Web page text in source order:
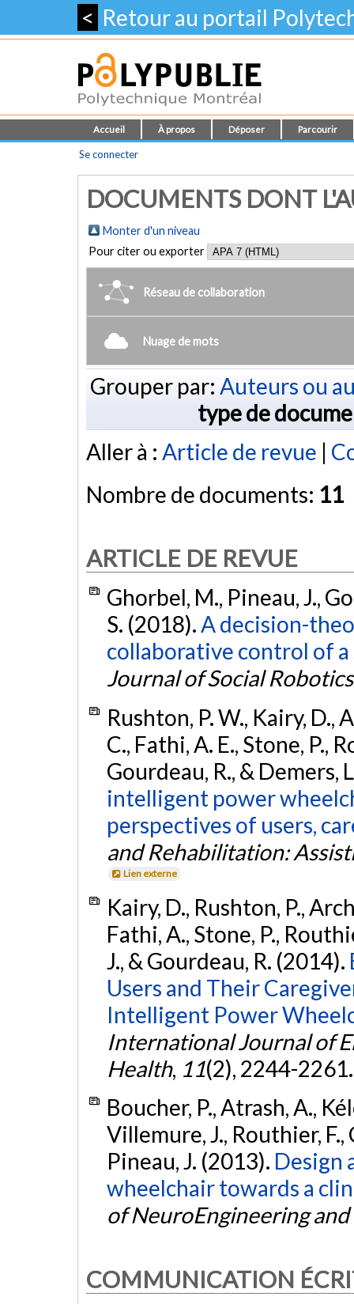
< Retour au portail
Accueil À propos Déposer Parcourir
Se connecter
DOCUMENTS DONT
Monter d'un niveau
Pour citer ou exporter
Réseau de collaboration
Nuage de mots
Grouper par: Auteurs ou
type de
Aller à : Article de revue |
Nombre de documents: 11
ARTICLE DE REVUE
Ghorbel, M., Pineau, J.,
S. (2018).A decision-
collaborative control of
Journal of Social Robotics
Rushton, P. W., Kairy, D.,
C., Fathi, A. E., Stone, P.,
Gourdeau, R., & Demers,
intelligent power
perspectives of users,
and Rehabilitation:
Lien externe
Kairy, D., Rushton, P.,
Fathi, A., Stone, P.,
J., & Gourdeau, R. (2014).
Users and Their
Intelligent Power
International Journal of
Health, 11(2), 2244-
Boucher, P., Atrash, A.,
Villemure, J., Routhier, F.,
Pineau, J. (2013). Design
wheelchair towards a
of NeuroEngineering
COMMUNICATION